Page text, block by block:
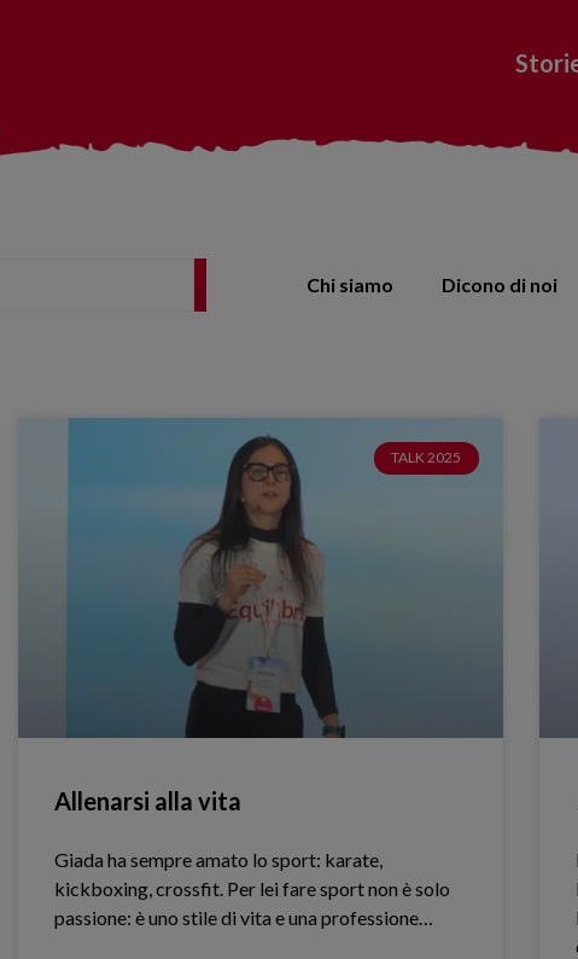
Chi siamo Dicono di noi
TALK 2025
Allenarsi alla vita
Giada ha sempre amato lo sport: karate,
kickboxing, crossfit. Per lei fare sport non è solo
passione: è uno stile di vita e una professione…